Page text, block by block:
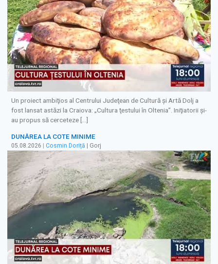
Un proiect ambiţios al Centrului Judeţean de Cultură şi Artă Dolj a
fost lansat astăzi la Craiova: „Cultura ţestului în Oltenia”. Iniţiatorii şi-
au propus să cerceteze […]
DUNĂREA LA COTE MINIME
05.08.2026 Cosmin Doriță | Gorj